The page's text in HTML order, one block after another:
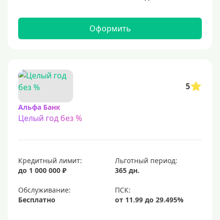
С 23 лет
Льготный период (без процентов)
С льготным периодом
50 дней
55 дней
На 90 дней
100 дней
110 дней
Оформить
5
Альфа Банк
Целый год без %
Кредитный лимит:
до 1 000 000 ₽
Льготный период:
365 дн.
Обслуживание:
Бесплатно